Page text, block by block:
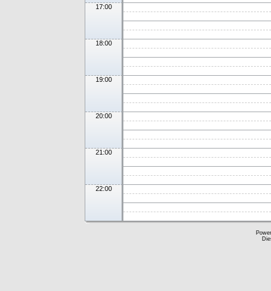
17:00
18:00
19:00
20:00
21:00
22:00